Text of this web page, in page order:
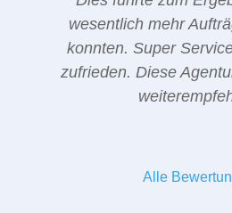
wesentlich mehr
konnten. Super
zufrieden. Diese
Alle